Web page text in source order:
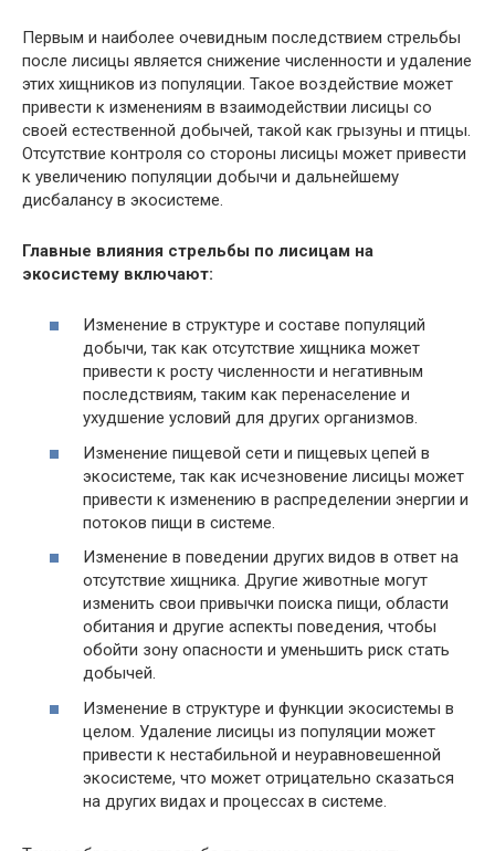
Первым и наиболее очевидным последствием стрельбы
после лисицы является снижение численности и удаление
этих хищников из популяции. Такое воздействие может
привести к изменениям в взаимодействии лисицы со
своей естественной добычей, такой как грызуны и птицы.
Отсутствие контроля со стороны лисицы может привести
к увеличению популяции добычи и дальнейшему
дисбалансу в экосистеме.
Главные влияния стрельбы по лисицам на
экосистему включают:
Изменение в структуре и составе популяций
добычи, так как отсутствие хищника может
привести к росту численности и негативным
последствиям, таким как перенаселение и
ухудшение условий для других организмов.
Изменение пищевой сети и пищевых цепей в
экосистеме, так как исчезновение лисицы может
привести к изменению в распределении энергии и
потоков пищи в системе.
Изменение в поведении других видов в ответ на
отсутствие хищника. Другие животные могут
изменить свои привычки поиска пищи, области
обитания и другие аспекты поведения, чтобы
обойти зону опасности и уменьшить риск стать
добычей.
Изменение в структуре и функции экосистемы в
целом. Удаление лисицы из популяции может
привести к нестабильной и неуравновешенной
экосистеме, что может отрицательно сказаться
на других видах и процессах в системе.